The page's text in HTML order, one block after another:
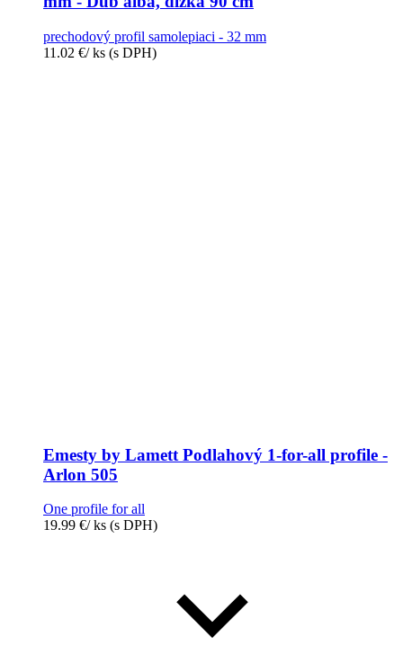
prechodový profil samolepiaci - 32 mm
11.02 €/ ks (s DPH)
Emesty by Lamett Podlahový 1-for-all profile -
Arlon 505
One profile for all
19.99 €/ ks (s DPH)